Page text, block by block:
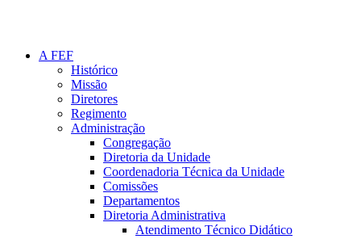
A FEF
Histórico
Missão
Diretores
Regimento
Administração
Congregação
Diretoria da Unidade
Coordenadoria Técnica da Unidade
Comissões
Departamentos
Diretoria Administrativa
Atendimento Técnico Didático